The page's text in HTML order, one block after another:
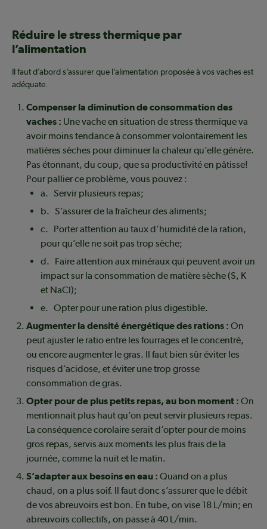
Réduire le stress thermique par
l’alimentation
Il faut d’abord s’assurer que l’alimentation proposée à vos vaches est
adéquate.
Compenser la diminution de consommation des
vaches : Une vache en situation de stress thermique va
avoir moins tendance à consommer volontairement les
matières sèches pour diminuer la chaleur qu’elle génère.
Pas étonnant, du coup, que sa productivité en pâtisse!
Pour pallier ce problème, vous pouvez :
a. Servir plusieurs repas;
b. S’assurer de la fraîcheur des aliments;
c. Porter attention au taux d’humidité de la ration,
pour qu’elle ne soit pas trop sèche;
d. Faire attention aux minéraux qui peuvent avoir un
impact sur la consommation de matière sèche (S, K
et NaCl);
e. Opter pour une ration plus digestible.
Augmenter la densité énergétique des rations : On
peut ajuster le ratio entre les fourrages et le concentré,
ou encore augmenter le gras. Il faut bien sûr éviter les
risques d’acidose, et éviter une trop grosse
consommation de gras.
Opter pour de plus petits repas, au bon moment : On
mentionnait plus haut qu’on peut servir plusieurs repas.
La conséquence corolaire serait d’opter pour de moins
gros repas, servis aux moments les plus frais de la
journée, comme la nuit et le matin.
S’adapter aux besoins en eau : Quand on a plus
chaud, on a plus soif. Il faut donc s’assurer que le débit
de vos abreuvoirs est bon. En tube, on vise 18 L/min; en
abreuvoirs collectifs, on passe à 40 L/min.